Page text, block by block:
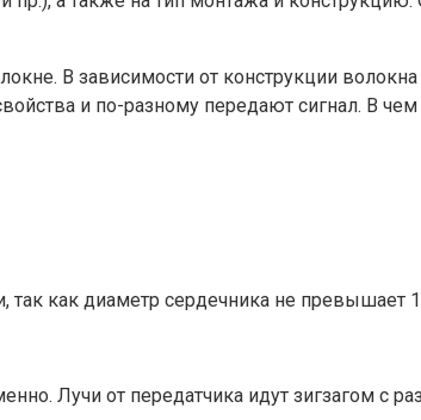
В зависимости от конструкции
и по-разному передают сигнал. В
так как диаметр сердечника не превышает
Лучи от передатчика идут зигзагом с